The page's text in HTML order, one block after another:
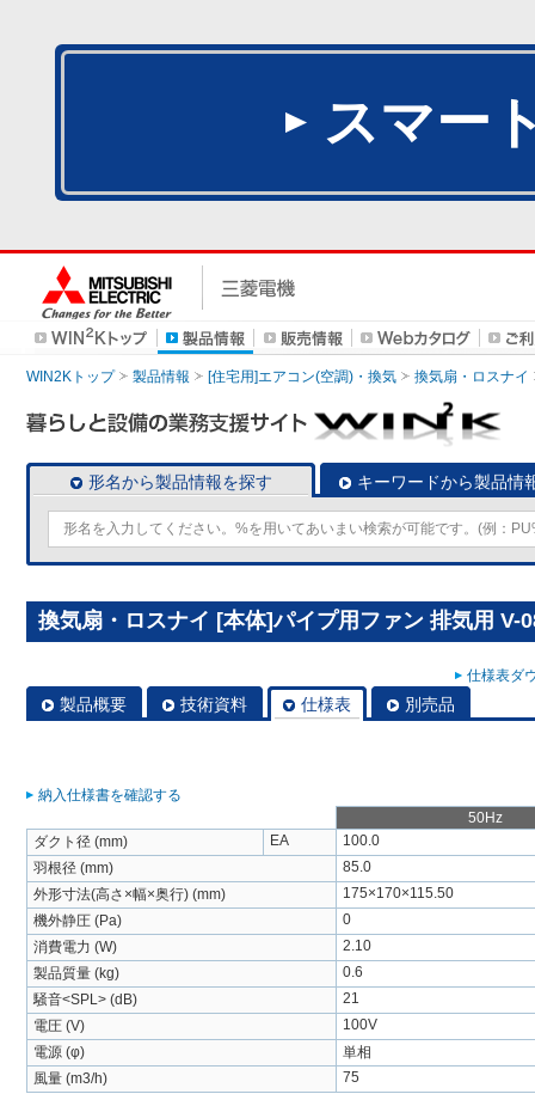
スマー
WIN2Kトップ 製品情報 [住宅用]エアコン(空調)・換気 換気扇・ロスナイ
形名から製品情報を探す キーワードから製品情
換気扇・ロスナイ [本体]パイプ用ファン 排気用 V-
仕様表ダ
製品概要 技術資料 仕様表 別売品
納入仕様書を確認する
50Hz
ダクト径 (mm)
EA
100.0
羽根径 (mm)
85.0
外形寸法(高さ×幅×奥行) (mm)
175×170×115.50
機外静圧 (Pa)
0
消費電力 (W)
2.10
製品質量 (kg)
0.6
騒音<SPL> (dB)
21
電圧 (V)
100V
電源 (φ)
単相
風量 (m3/h)
75